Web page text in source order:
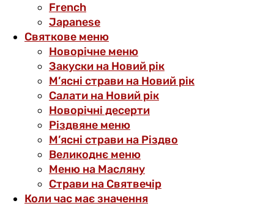
French
Japanese
Святкове меню
Новорічне меню
Закуски на Новий рік
М’ясні страви на Новий рік
Салати на Новий рік
Новорічні десерти
Різдвяне меню
М’ясні страви на Різдво
Великоднє меню
Меню на Масляну
Страви на Святвечір
Коли час має значення